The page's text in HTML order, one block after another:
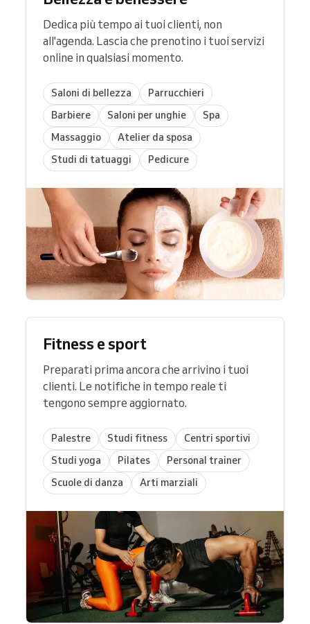
Dedica più tempo ai tuoi clienti, non
all'agenda. Lascia che prenotino i tuoi servizi
online in qualsiasi momento.
Saloni di bellezza
Parrucchieri
Barbiere
Saloni per unghie
Spa
Massaggio
Atelier da sposa
Studi di tatuaggi
Pedicure
Fitness e sport
Preparati prima ancora che arrivino i tuoi
clienti. Le notifiche in tempo reale ti
tengono sempre aggiornato.
Palestre Studi fitness
Centri sportivi
Studi yoga
Pilates
Personal trainer
Scuole di danza
Arti marziali